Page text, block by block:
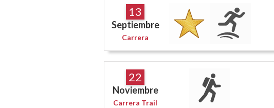
13
Septiembre
Carrera
22
Noviembre
Carrera Trail